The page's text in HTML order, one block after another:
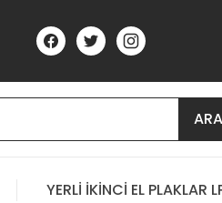
ARA
YERLİ İKİNCİ EL PLAKLAR